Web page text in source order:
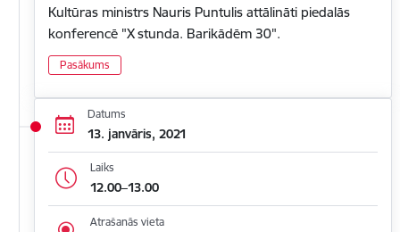
Kultūras ministrs Nauris Puntulis attālināti piedalās
konferencē "X stunda. Barikādēm 30".
Pasākums
Datums
13. janvāris, 2021
Laiks
12.00–13.00
Atrašanās vieta